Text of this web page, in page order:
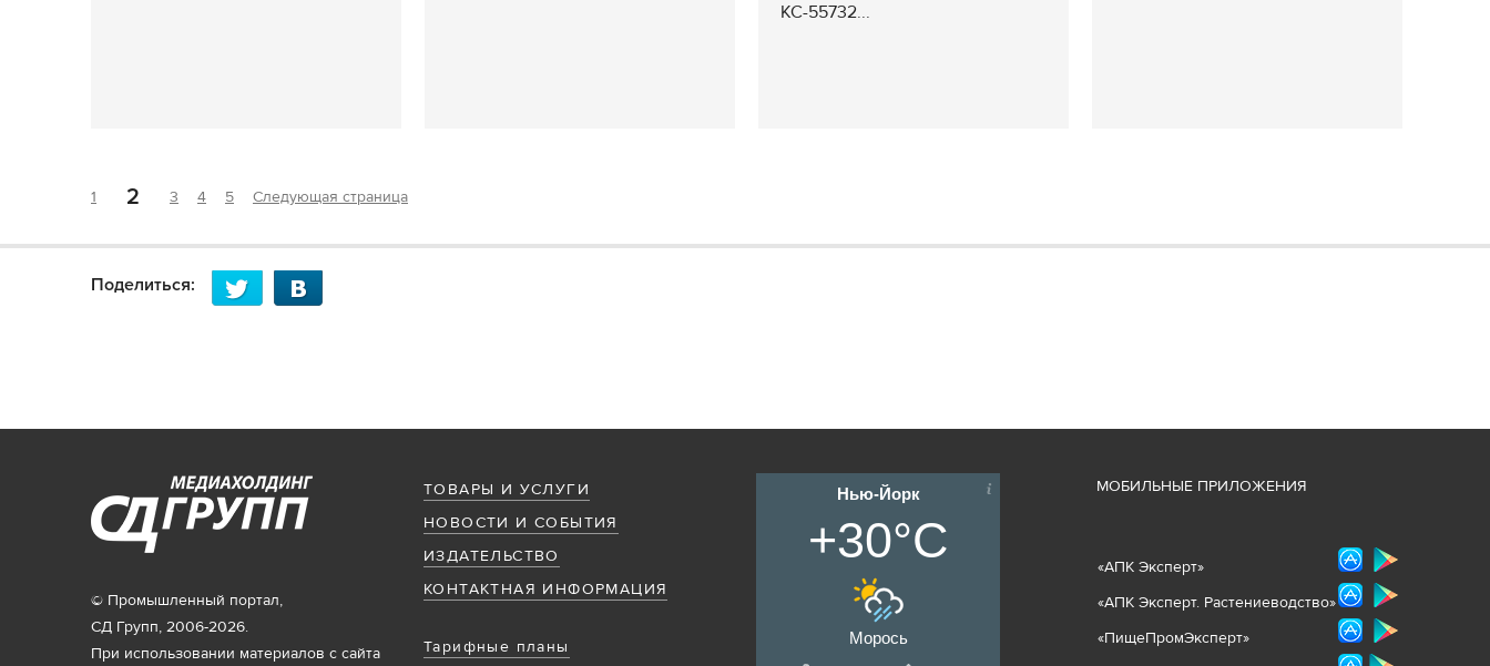
КС-55732...
1 2 3 4 5 Следующая страница
Поделиться:
ТОВАРЫ И УСЛУГИ
НОВОСТИ И СОБЫТИЯ
ИЗДАТЕЛЬСТВО
КОНТАКТНАЯ ИНФОРМАЦИЯ
Тарифные планы
© Промышленный портал,
СД Групп, 2006-2026.
При использовании материалов с сайта
Нью-Йорк
+30°C
Морось
МОБИЛЬНЫЕ ПРИЛОЖЕНИЯ
«АПК Эксперт»
«АПК Эксперт. Растениеводство»
«ПищеПромЭксперт»